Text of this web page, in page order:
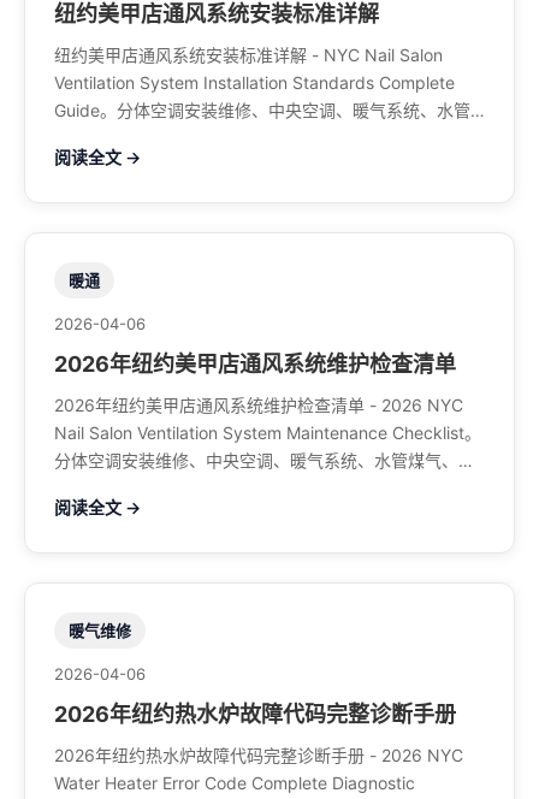
纽约美甲店通风系统安装标准详解
纽约美甲店通风系统安装标准详解 - NYC Nail Salon
Ventilation System Installation Standards Complete
Guide。分体空调安装维修、中央空调、暖气系统、水管
阅读全文 →
暖通
2026-04-06
2026年纽约美甲店通风系统维护检查清单
2026年纽约美甲店通风系统维护检查清单 - 2026 NYC
Nail Salon Ventilation System Maintenance Checklist。
分体空调安装维修、中央空调、暖气系统、水管煤气、餐
阅读全文 →
暖气维修
2026-04-06
2026年纽约热水炉故障代码完整诊断手册
2026年纽约热水炉故障代码完整诊断手册 - 2026 NYC
Water Heater Error Code Complete Diagnostic